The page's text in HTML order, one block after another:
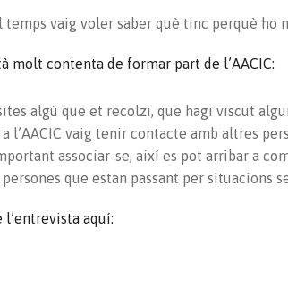
temps vaig voler saber què tinc perquè ho
molt contenta de formar part de l’AACIC:
algú que et recolzi, que hagi viscut
a l’AACIC vaig tenir contacte amb altres
associar-se, així es pot arribar a
que estan passant per situacions
l’entrevista aquí: